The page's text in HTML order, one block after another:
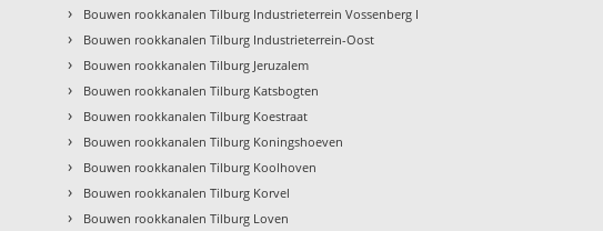
› Bouwen rookkanalen Tilburg Industrieterrein Vossenberg I
› Bouwen rookkanalen Tilburg Industrieterrein-Oost
› Bouwen rookkanalen Tilburg Jeruzalem
› Bouwen rookkanalen Tilburg Katsbogten
› Bouwen rookkanalen Tilburg Koestraat
› Bouwen rookkanalen Tilburg Koningshoeven
› Bouwen rookkanalen Tilburg Koolhoven
› Bouwen rookkanalen Tilburg Korvel
› Bouwen rookkanalen Tilburg Loven